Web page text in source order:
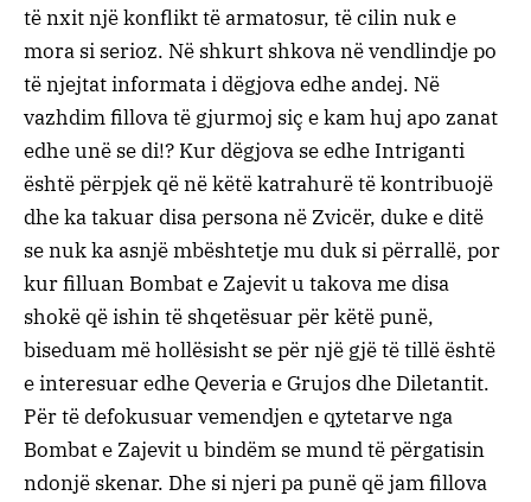
të nxit një konflikt të armatosur, të cilin nuk e
mora si serioz. Në shkurt shkova në vendlindje po
të njejtat informata i dëgjova edhe andej. Në
vazhdim fillova të gjurmoj siç e kam huj apo zanat
edhe unë se di!? Kur dëgjova se edhe Intriganti
është përpjek që në këtë katrahurë të kontribuojë
dhe ka takuar disa persona në Zvicër, duke e ditë
se nuk ka asnjë mbështetje mu duk si përrallë, por
kur filluan Bombat e Zajevit u takova me disa
shokë që ishin të shqetësuar për këtë punë,
biseduam më hollësisht se për një gjë të tillë është
e interesuar edhe Qeveria e Grujos dhe Diletantit.
Për të defokusuar vemendjen e qytetarve nga
Bombat e Zajevit u bindëm se mund të përgatisin
ndonjë skenar. Dhe si njeri pa punë që jam fillova